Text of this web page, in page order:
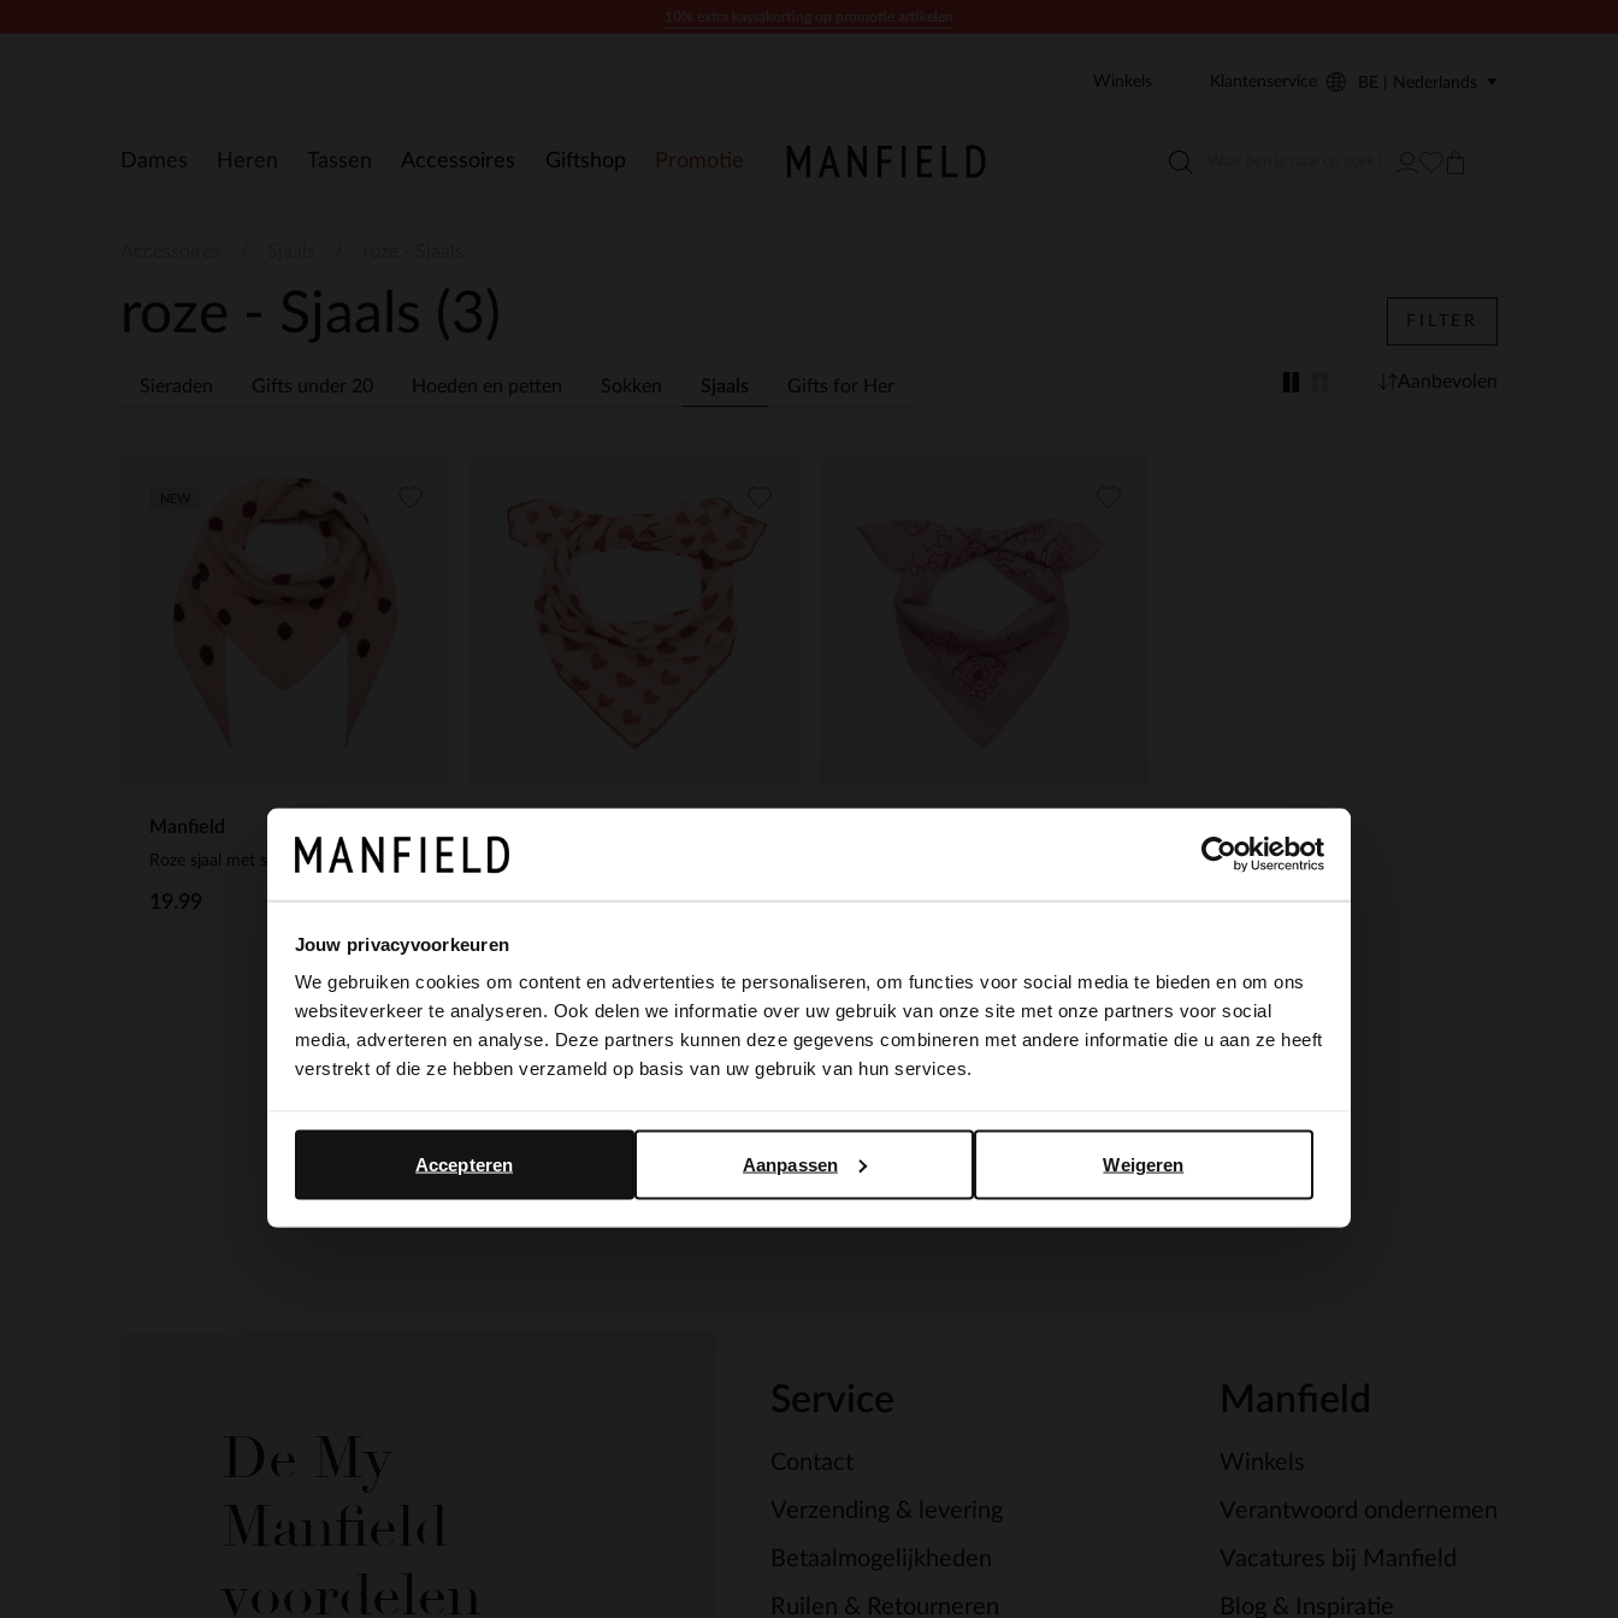
Jouw privacyvoorkeuren
We gebruiken cookies om content en advertenties te personaliseren, om functies voor social media te bieden en om ons
websiteverkeer te analyseren. Ook delen we informatie over uw gebruik van onze site met onze partners voor social
media, adverteren en analyse. Deze partners kunnen deze gegevens combineren met andere informatie die u aan ze heeft
verstrekt of die ze hebben verzameld op basis van uw gebruik van hun services.
Weigeren
Aanpassen
Accepteren
Dames Heren Tassen Accessoires Giftshop Promotie
Winkels Klantenservice BE | Nederlands
roze - Sjaals (3)
Sieraden Gifts under 20 Hoeden en petten Sokken Sjaals Gifts for Her
FILTER
Aanbevolen
Manfield
Roze sjaal met stippen
19.99
Roze sjaaltjes met hartjes
12.99 12.99
De My
Manfield
voordelen
Service
Contact
Verzending & levering
Betaalmogelijkheden
Ruilen & Retourneren
Manfield
Winkels
Verantwoord ondernemen
Vacatures bij Manfield
Blog & Inspiratie
×
It looks like your language isn't Dutch. Would you like to